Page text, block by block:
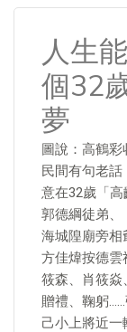
人生
個32
夢
圖說：高鶴彩
民間有句老
意在32歲「高
郭德綱徒弟、
海城隍廟旁相
方佳煒按德雲
筱森、肖筱焱
贈禮、鞠躬
己小上將近一